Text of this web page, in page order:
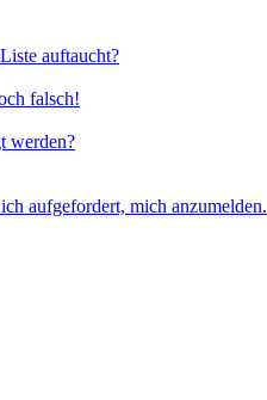
auftaucht?
falsch!
werden?
aufgefordert, mich anzumelden.